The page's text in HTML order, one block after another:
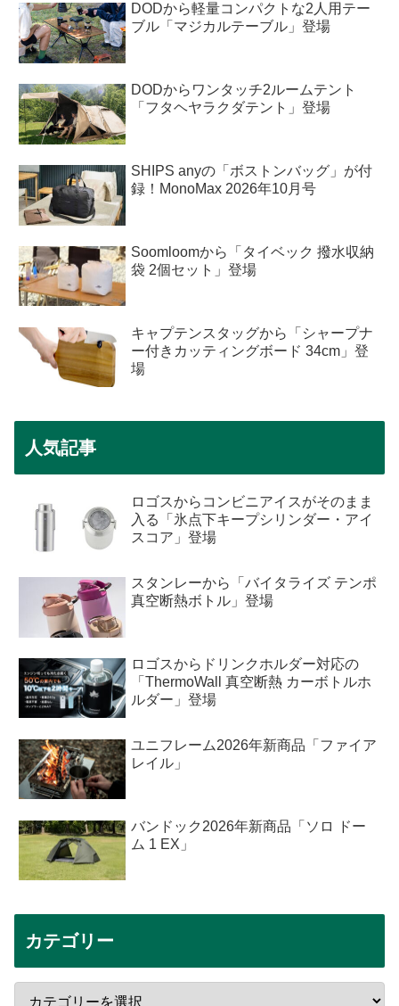
DODから軽量コンパクトな2人用テー
ブル「マジカルテーブル」登場
DODからワンタッチ2ルームテント
「フタヘヤラクダテント」登場
SHIPS anyの「ボストンバッグ」が付
録！MonoMax 2026年10月号
Soomloomから「タイベック 撥水収納
袋 2個セット」登場
キャプテンスタッグから「シャープナ
ー付きカッティングボード 34cm」登
場
人気記事
ロゴスからコンビニアイスがそのまま
入る「氷点下キープシリンダー・アイ
スコア」登場
スタンレーから「バイタライズ テンポ
真空断熱ボトル」登場
ロゴスからドリンクホルダー対応の
「ThermoWall 真空断熱 カーボトルホ
ルダー」登場
ユニフレーム2026年新商品「ファイア
レイル」
バンドック2026年新商品「ソロ ドー
ム 1 EX」
カテゴリー